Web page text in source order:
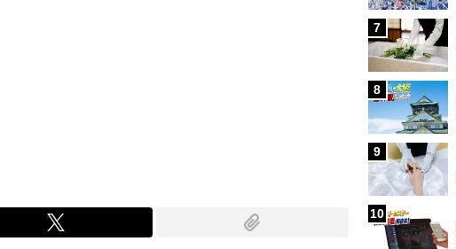
7
8
9
10